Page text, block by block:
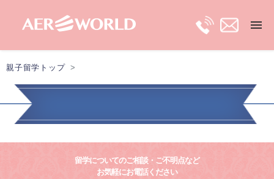
トップ
長期親子留学
親子留学トップ
留学についてのご相談・ご不明点など
お気軽にお電話ください